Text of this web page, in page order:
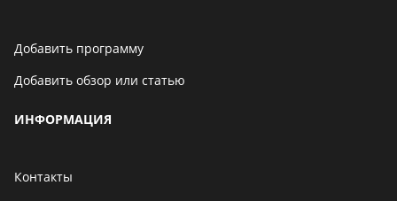
Добавить программу
Добавить обзор или статью
ИНФОРМАЦИЯ
Контакты